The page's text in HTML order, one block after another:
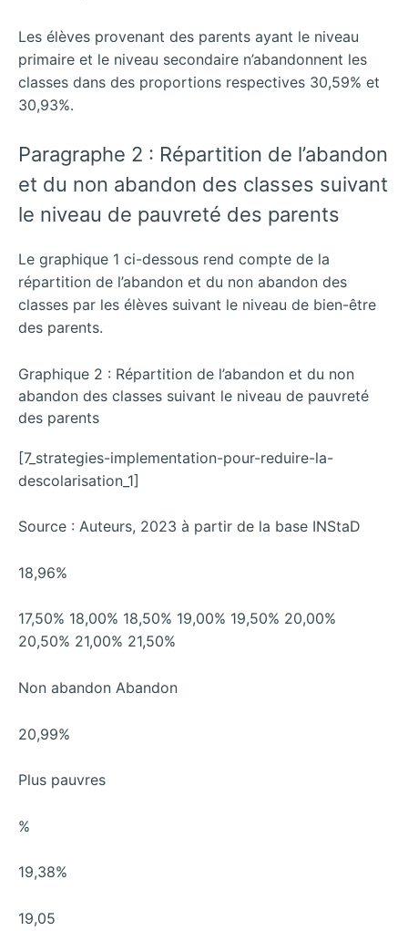
Les élèves provenant des parents ayant le niveau
primaire et le niveau secondaire n’abandonnent les
classes dans des proportions respectives 30,59% et
30,93%.
Paragraphe 2 : Répartition de l’abandon
et du non abandon des classes suivant
le niveau de pauvreté des parents
Le graphique 1 ci-dessous rend compte de la
répartition de l’abandon et du non abandon des
classes par les élèves suivant le niveau de bien-être
des parents.
Graphique 2 : Répartition de l’abandon et du non
abandon des classes suivant le niveau de pauvreté
des parents
[7_strategies-implementation-pour-reduire-la-
descolarisation_1]
Source : Auteurs, 2023 à partir de la base INStaD
18,96%
17,50% 18,00% 18,50% 19,00% 19,50% 20,00%
20,50% 21,00% 21,50%
Non abandon Abandon
20,99%
Plus pauvres
%
19,38%
19,05